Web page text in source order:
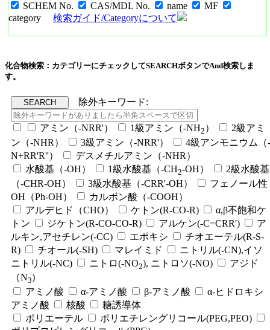
SCHEM No. CAS/MDL No. name
MF
category
検索ガイド/Categoryについて
化合物検索：カテゴリーにチェックしてSEARCHボタンでAnd検索しま
す。
除外キーワード:
アミン（-NRR'） 1級アミン（-NH2 ）
2級アミ
ン（-NHR）
3級アミン（-NRR'）
4級アンモニウム（-
N+RR'R''）
デスメチルアミン（-NHR）
水酸基（-OH）
1級水酸基（-CH2-OH）
2級水酸基
（-CHR-OH）
3級水酸基（-CRR'-OH）
フェノール性
OH（Ph-OH）
カルボン酸（-COOH）
アルデヒド（CHO）
ケトン(R-CO-R)
α,β不飽和ケ
トン
ジケトン(R-CO-CO-R) アルケン(-C=CRR')
ア
ルキン,アセチレン(-CC)
エポキシ
チオエーテル(R-S-
R)
チオール(-SH) マレイミド
ニトリル(-CN),イソ
ニトリル(-NC)
ニトロ(-NO2), ニトロソ(-NO)
アジド
（N3)
アミノ酸
α-アミノ酸 β-アミノ酸
α-ヒドロキシ
アミノ酸
核酸
糖誘導体
ポリエーテル
ポリエチレングリコール(PEG,PEO)